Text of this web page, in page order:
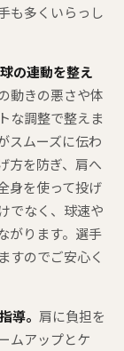
も多くいらっし
の連動を整え
動きの悪さや体
な調整で整えま
スムーズに伝わ
方を防ぎ、肩へ
身を使って投げ
でなく、球速や
がります。選手
すのでご安心く
導。 肩に負担を
ムアップとケ